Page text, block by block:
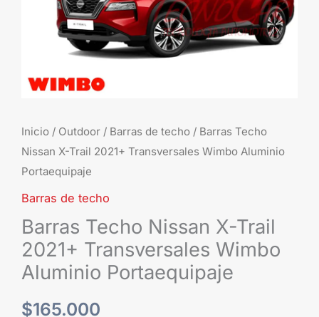
Inicio / Outdoor / Barras de techo / Barras Techo
Nissan X-Trail 2021+ Transversales Wimbo Aluminio
Portaequipaje
Barras de techo
Barras Techo Nissan X-Trail
2021+ Transversales Wimbo
Aluminio Portaequipaje
$165.000
Portaequipaje